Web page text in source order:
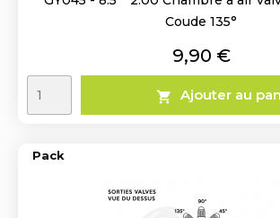
Coude 135°
Prix
9,90 €
 Ajouter au
Pack